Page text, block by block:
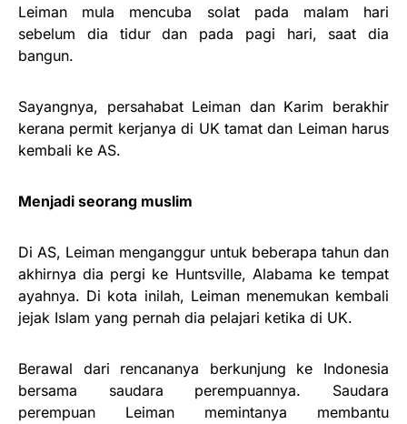
Leiman mula mencuba solat pada malam hari
sebelum dia tidur dan pada pagi hari, saat dia
bangun.
Sayangnya, persahabat Leiman dan Karim berakhir
kerana permit kerjanya di UK tamat dan Leiman harus
kembali ke AS.
Menjadi seorang muslim
Di AS, Leiman menganggur untuk beberapa tahun dan
akhirnya dia pergi ke Huntsville, Alabama ke tempat
ayahnya. Di kota inilah, Leiman menemukan kembali
jejak Islam yang pernah dia pelajari ketika di UK.
Berawal dari rencananya berkunjung ke Indonesia
bersama saudara perempuannya. Saudara
perempuan Leiman memintanya membantu